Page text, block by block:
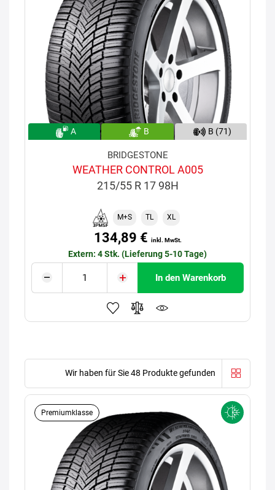
A B B (71)
BRIDGESTONE
WEATHER CONTROL A005
215/55 R 17 98H
M+S TL XL
134,89 € inkl. MwSt.
Extern: 4 Stk. (Lieferung 5-10 Tage)
In den Warenkorb
Wir haben für Sie 48 Produkte gefunden
Premiumklasse